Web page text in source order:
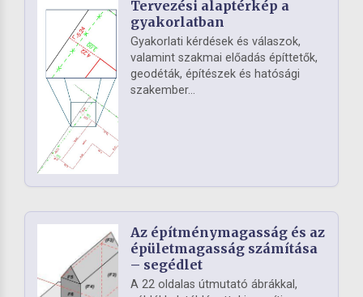
Tervezési alaptérkép a
gyakorlatban
Gyakorlati kérdések és válaszok,
valamint szakmai előadás építtetők,
geodéták, építészek és hatósági
szakember...
Az építménymagasság és az
épületmagasság számítása
– segédlet
A 22 oldalas útmutató ábrákkal,